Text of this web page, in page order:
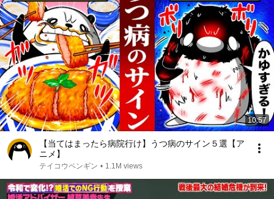
10:57
【当てはまったら病院行け】うつ病のサイン５選【ア
ニメ】
テイコウペンギン • 1.1M views